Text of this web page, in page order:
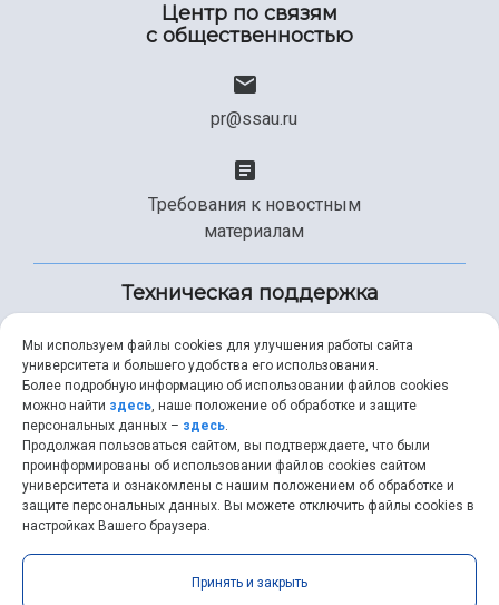
Центр по связям
с общественностью
pr@ssau.ru
Требования к новостным
материалам
Техническая поддержка
+7 (846) 267-49-99
help@ssau.ru
Самарский университет © 2026 |ssau.ru
Мы используем файлы cookies для улучшения работы сайта
университета и большего удобства его использования.
Более подробную информацию об использовании файлов cookies
можно найти здесь, наше положение об обработке и защите
персональных данных – здесь.
Продолжая пользоваться сайтом, вы подтверждаете, что были
проинформированы об использовании файлов cookies сайтом
университета и ознакомлены с нашим положением об обработке и
защите персональных данных. Вы можете отключить файлы cookies в
настройках Вашего браузера.
Принять и закрыть